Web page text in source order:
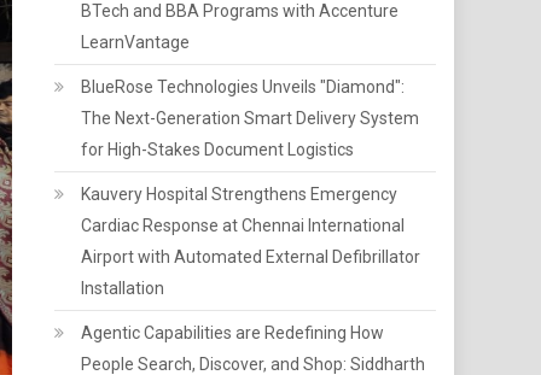
BTech and BBA Programs with Accenture
LearnVantage
BlueRose Technologies Unveils "Diamond":
The Next-Generation Smart Delivery System
for High-Stakes Document Logistics
Kauvery Hospital Strengthens Emergency
Cardiac Response at Chennai International
Airport with Automated External Defibrillator
Installation
Agentic Capabilities are Redefining How
People Search, Discover, and Shop: Siddharth